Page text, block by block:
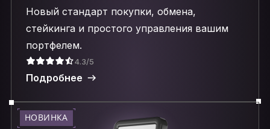
Новый стандарт покупки, обмена,
стейкинга и простого управления вашим
портфелем.
4.3/5
Подробнее
НОВИНКА